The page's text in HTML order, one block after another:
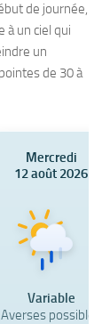
de journée,
à un ciel qui
un
de 30 à
Mercredi
12 août 2026
Variable
Averses possibles